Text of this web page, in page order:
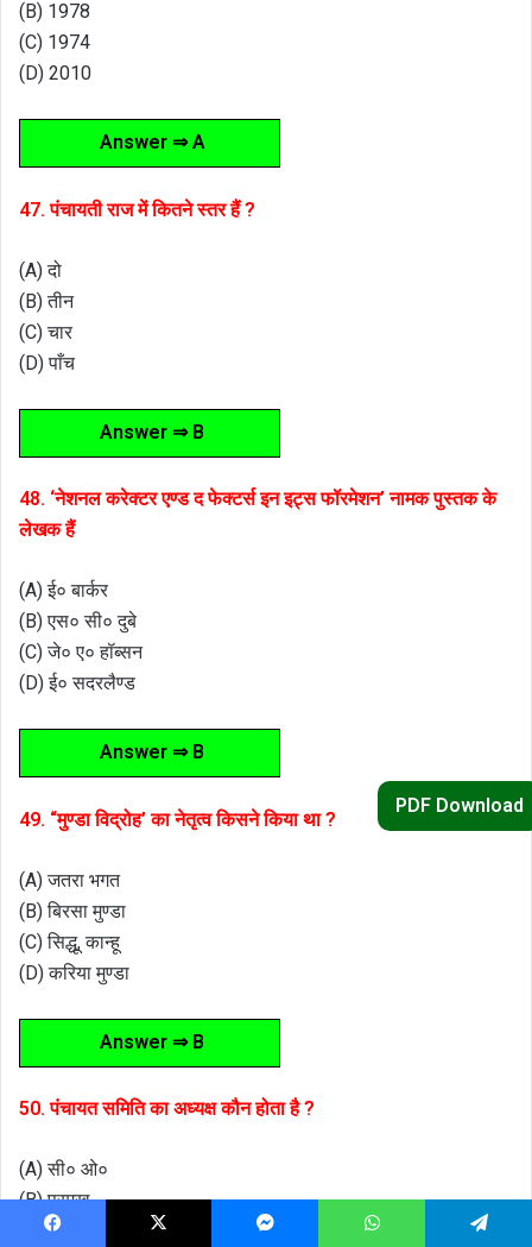
(B) 1978
(C) 1974
(D) 2010
Answer ⇒ A
47. पंचायती राज में कितने स्तर हैं ?
(A) दो
(B) तीन
(C) चार
(D) पाँच
Answer ⇒ B
48. ‘नेशनल करेक्टर एण्ड द फेक्टर्स इन इट्स फॉरमेशन’ नामक पुस्तक के
लेखक हैं
(A) ई० बार्कर
(B) एस० सी० दुबे
(C) जे० ए० हॉब्सन
(D) ई० सदरलैण्ड
Answer ⇒ B
49. “मुण्डा विद्रोह’ का नेतृत्व किसने किया था ?
(A) जतरा भगत
(B) बिरसा मुण्डा
(C) सिद्धू, कान्हू
(D) करिया मुण्डा
Answer ⇒ B
50. पंचायत समिति का अध्यक्ष कौन होता है ?
(A) सी० ओ०
(B) प्रमुख
(C) मुखिया
PDF Download